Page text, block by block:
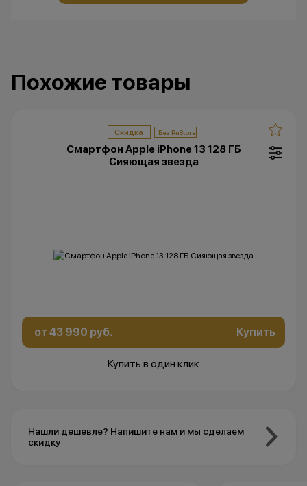
Похожие товары
Скидка
Смартфон Apple iPhone 13 128 ГБ
Сияющая звезда
от 43 990 руб. Купить
Купить в один клик
Нашли дешевле? Напишите нам и мы сделаем
скидку